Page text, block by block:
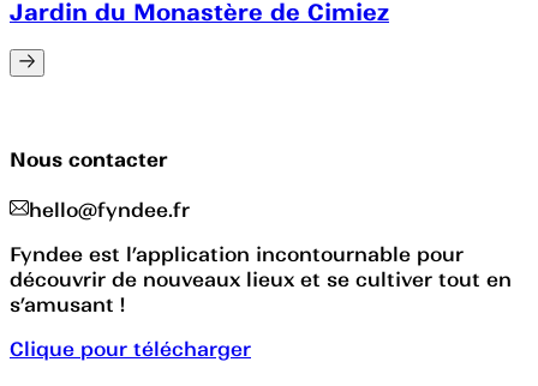
Jardin du Monastère de Cimiez
Nous contacter
hello@fyndee.fr
Fyndee est l’application incontournable pour
découvrir de nouveaux lieux et se cultiver tout en
s’amusant !
Clique pour télécharger